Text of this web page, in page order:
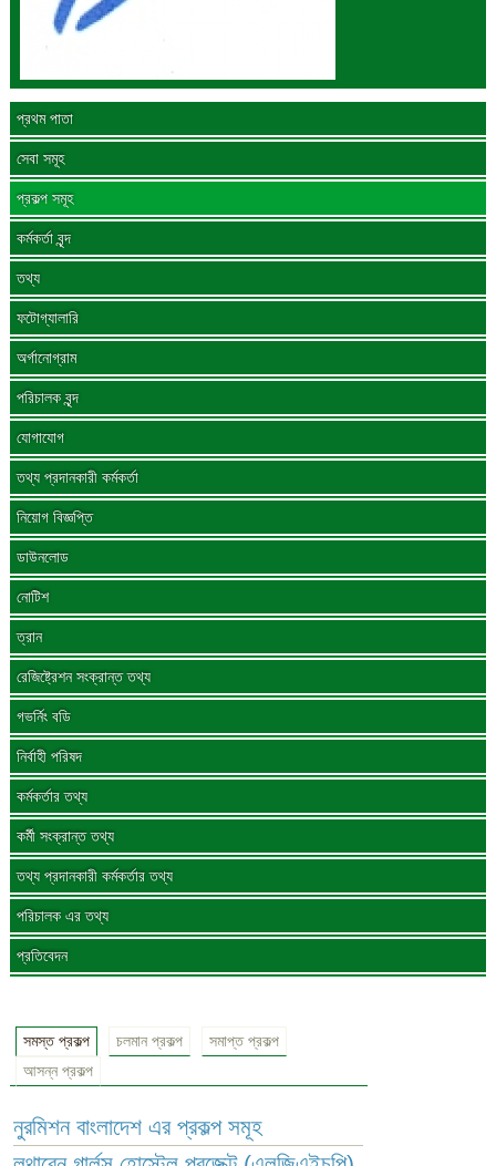
প্রথম পাতা
সেবা সমূহ
প্রকল্প সমূহ
কর্মকর্তা বৃন্দ
তথ্য
ফটোগ্যালারি
অর্গানোগ্রাম
পরিচালক বৃন্দ
যোগাযোগ
তথ্য প্রদানকারী কর্মকর্তা
নিয়োগ বিজ্ঞপ্তি
ডাউনলোড
নোটিশ
ত্রান
রেজিষ্ট্রেশন সংক্রান্ত তথ্য
গভর্নিং বডি
নির্বাহী পরিষদ
কর্মকর্তার তথ্য
কর্মী সংক্রান্ত তথ্য
তথ্য প্রদানকারী কর্মকর্তার তথ্য
পরিচালক এর তথ্য
প্রতিবেদন
সমস্ত প্রকল্প চলমান প্রকল্প
সমাপ্ত প্রকল্প
আসন্ন প্রকল্প
নুরমিশন বাংলাদেশ এর প্রকল্প সমূহ